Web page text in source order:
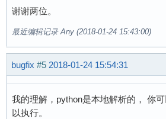
谢谢两位。
最近编辑记录 Any (2018-01-24 15:43:00)
bugfix #5 2018-01-24 15:54:31
我的理解，python是本地解析的， 你
以执行。